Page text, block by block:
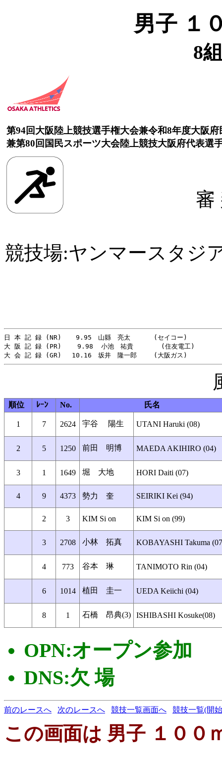
男子 １
8
第94回大阪陸上競技選手権大会兼令和8年度大阪
兼第80回国民スポーツ大会陸上競技大阪府代表選
審
競技場:ヤンマースタジ
日 本 記 録 (NR)　  9.95　山縣　亮太　　　 (セイコー)　
大 阪 記 録 (PR)    9.98  小池　祐貴       (住友電工)
順位 ﾚｰﾝ No. 氏名
1 7 2624 宇谷 陽生 UTANI Haruki (08)
2 5 1250 前田 明博 MAEDA AKIHIRO (04)
3 1 1649 堀 大地 HORI Daiti (07)
4 9 4373 勢力 奎 SEIRIKI Kei (94)
2 3 KIM Si on KIM Si on (99)
3 2708 小林 拓真 KOBAYASHI Takuma
4 773 谷本 琳 TANIMOTO Rin (04)
6 1014 植田 圭一 UEDA Keiichi (04)
8 1 石橋 昂典(3) ISHIBASHI Kosuke(08)
OPN:オープン参加
DNS:欠 場
前のレースへ 次のレースへ 競技一覧画面へ 競技一覧(開
この画面は 男子 １００